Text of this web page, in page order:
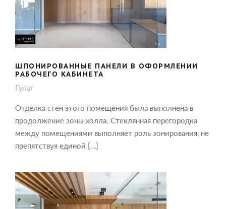
ШПОНИРОВАННЫЕ ПАНЕЛИ В
ОФОРМЛЕНИИ РАБОЧЕГО КАБИНЕТА
ШПОНИРОВАННЫЕ ПАНЕЛИ В ОФОРМЛЕНИИ
РАБОЧЕГО КАБИНЕТА
Гулаг
Отделка стен этого помещения была выполнена в
продолжение зоны холла. Стеклянная перегородка
между помещениями выполняет роль зонирования, не
препятствуя единой […]